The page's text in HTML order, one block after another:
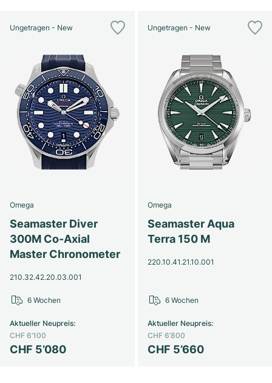
Ungetragen - New
Omega
Seamaster Diver
300M Co-Axial
Master Chronometer
210.32.42.20.03.001
CHF 5’080
Aktueller Neupreis:
CHF 6’100
6 Wochen
Ungetragen - New
Omega
Seamaster Aqua
Terra 150 M
220.10.41.21.10.001
CHF 5’660
Aktueller Neupreis:
CHF 6’800
6 Wochen